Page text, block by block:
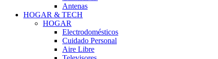
Antenas
HOGAR & TECH
HOGAR
Electrodomésticos
Cuidado Personal
Aire Libre